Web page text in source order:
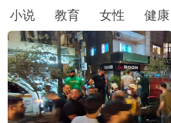
小说
教育 女性 健康